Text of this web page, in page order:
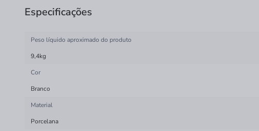
Especificações
Peso líquido aproximado do produto
9,4kg
Cor
Branco
Material
Porcelana